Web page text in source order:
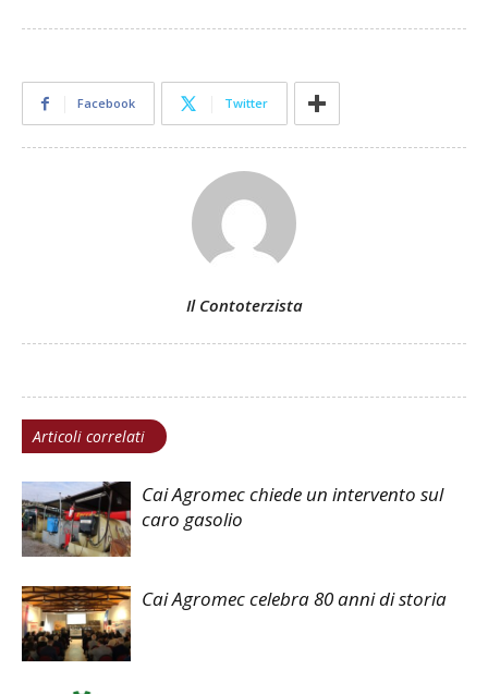
Facebook Twitter
Il Contoterzista
Articoli correlati
Cai Agromec chiede un intervento sul
caro gasolio
Cai Agromec celebra 80 anni di storia